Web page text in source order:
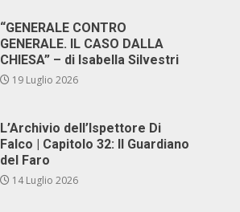
“GENERALE CONTRO
GENERALE. IL CASO DALLA
CHIESA” – di Isabella Silvestri
19 Luglio 2026
L’Archivio dell’Ispettore Di
Falco | Capitolo 32: Il Guardiano
del Faro
14 Luglio 2026